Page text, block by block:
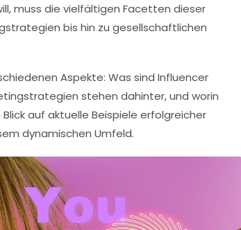
muss die vielfältigen Facetten dieser
bis hin zu gesellschaftlichen
Aspekte: Was sind Influencer
stehen dahinter, und worin
auf aktuelle Beispiele erfolgreicher
dynamischen Umfeld.